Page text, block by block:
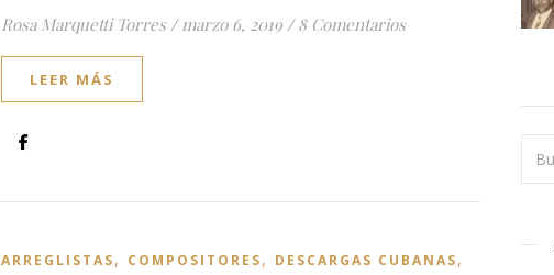
Rosa Marquetti Torres / marzo 6, 2019 / 8 Comentarios
LEER MÁS
ARREGLISTAS, COMPOSITORES, DESCARGAS CUBANAS,